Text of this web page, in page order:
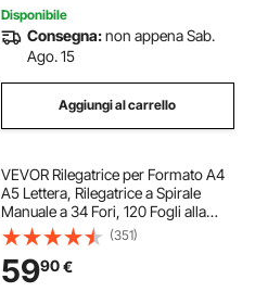
Disponibile
Consegna:non appena Sab.
Ago. 15
Aggiungi al carrello
VEVOR Rilegatrice per Formato A4
A5 Lettera, Rilegatrice a Spirale
Manuale a 34 Fori, 120 Fogli alla
Volta, Perforatrice ad Anelli con 100
Dorsi per Rilegatura a Bobina da 8
mm, per Ufficio, Fabbrica
(351)
5990€